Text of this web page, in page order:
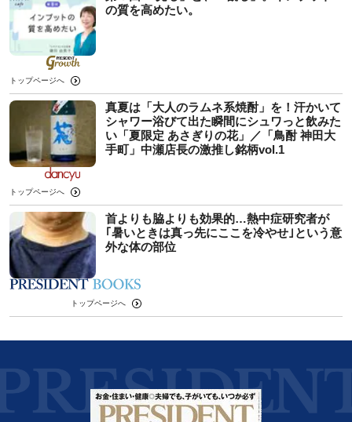
の質を高めたい。
トップページへ
真夏は「大人のラムネ系焼酎」を！汗かいて
シャワー浴びて出た瞬間にシュワっと飲みた
い「夏限定 あさぎりの花」／「鳥酎 神田大
手町」中瀬店長の激推し銘柄vol.1
トップページへ
首よりも脇よりも効果的…熱中症研究者が
｢暑いときは真っ先にここを冷やせ｣という意
外な体の部位
トップページへ